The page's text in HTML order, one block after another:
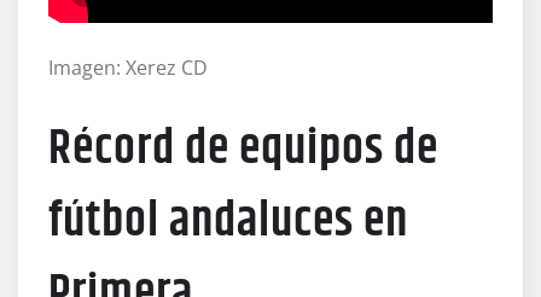
Imagen: Xerez CD
Récord de equipos de
fútbol andaluces en